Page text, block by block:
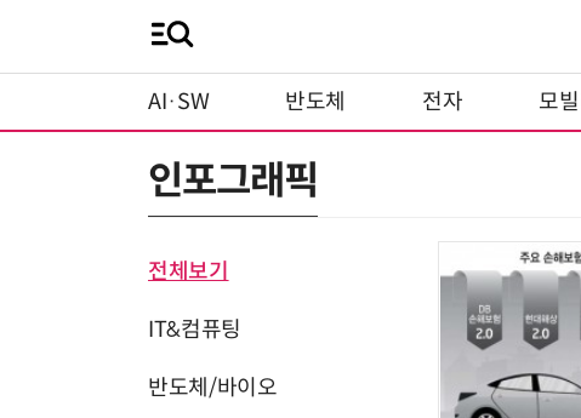
AI·SW 반도체 전자 모
인포그래픽
전체보기
IT&컴퓨팅
반도체/바이오